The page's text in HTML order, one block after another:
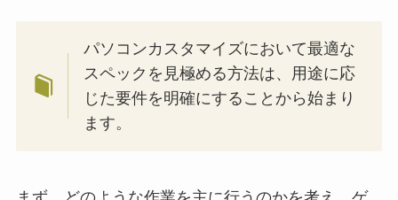
パソコンカスタマイズにおいて最適な
スペックを見極める方法は、用途に応
じた要件を明確にすることから始まり
ます。